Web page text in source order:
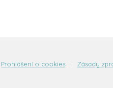
Prohlášení o cookies Zásady